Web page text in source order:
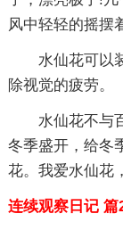
风中轻轻的摇摆
水仙花可以
除视觉的疲劳。
水仙花不与
冬季盛开，给冬
花。我爱水仙花
连续观察日记 篇